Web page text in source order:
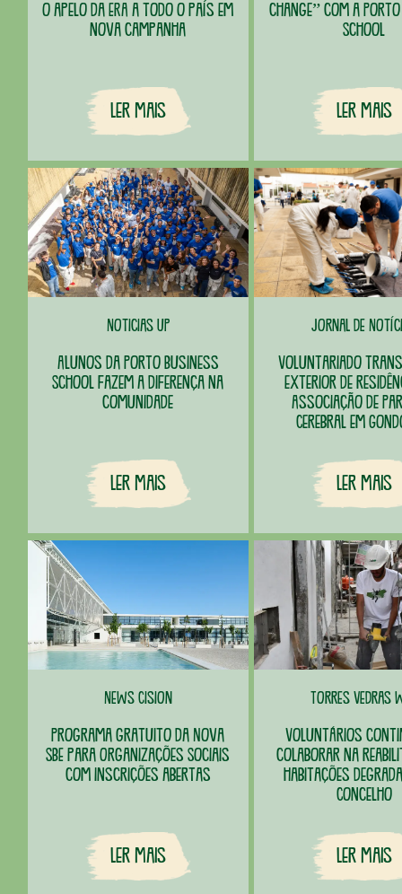
o apelo da ERA a todo o país em
nova campanha
Ler Mais
change” com a
School
Ler Mais
Noticias UP
Alunos da Porto Business
School fazem a diferença na
comunidade
Ler Mais
Jornal de
Voluntariado
exterior de
Associação de
Cerebral em
Ler Mais
News Cision
Programa gratuito da Nova
SBE para Organizações Sociais
com inscrições abertas
Ler Mais
Torres Vedras
Voluntários
colaborar na
habitações
Concelho
Ler Mais